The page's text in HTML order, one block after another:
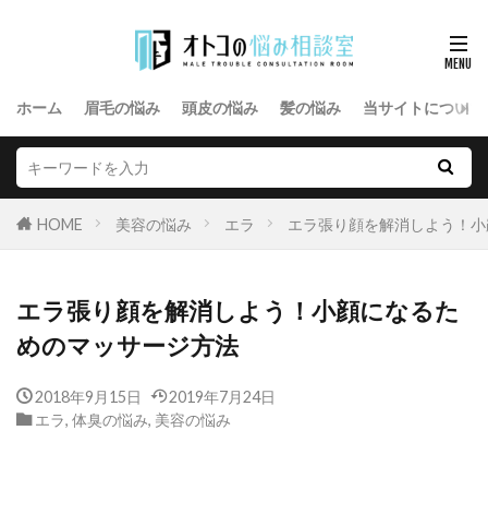
ホーム 眉毛の悩み 頭皮の悩み 髪の悩み 当サイトについて
HOME 美容の悩み エラ エラ張り顔を解消しよう！
エラ張り顔を解消しよう！小顔になるた
めのマッサージ方法
2018年9月15日
2019年7月24日
エラ, 体臭の悩み, 美容の悩み